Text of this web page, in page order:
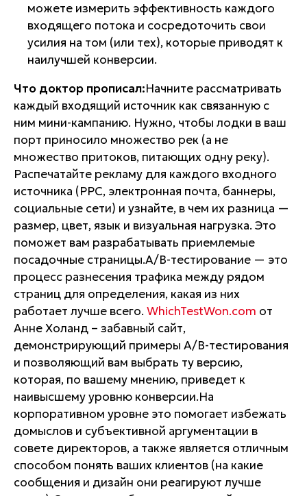
можете измерить эффективность каждого
входящего потока и сосредоточить свои
усилия на том (или тех), которые приводят к
наилучшей конверсии.
Что доктор прописал:Начните рассматривать
каждый входящий источник как связанную с
ним мини-кампанию. Нужно, чтобы лодки в ваш
порт приносило множество рек (а не
множество притоков, питающих одну реку).
Распечатайте рекламу для каждого входного
источника (РРС, электронная почта, баннеры,
социальные сети) и узнайте, в чем их разница —
размер, цвет, язык и визуальная нагрузка. Это
поможет вам разрабатывать приемлемые
посадочные страницы.А/В-тестирование — это
процесс разнесения трафика между рядом
страниц для определения, какая из них
работает лучше всего. WhichTestWon.com от
Анне Холанд – забавный сайт,
демонстрирующий примеры А/В-тестирования
и позволяющий вам выбрать ту версию,
которая, по вашему мнению, приведет к
наивысшему уровню конверсии.На
корпоративном уровне это помогает избежать
домыслов и субъективной аргументации в
совете директоров, а также является отличным
способом понять ваших клиентов (на какие
сообщения и дизайн они реагируют лучше